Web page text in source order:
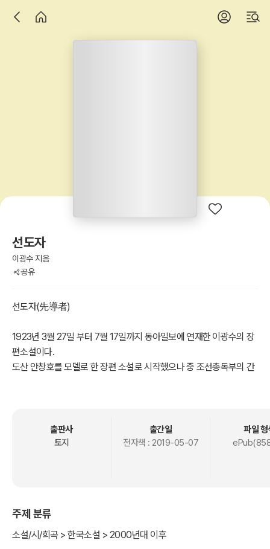
선도자
이광수 지음
공유
선도자(先導者)
1923년 3월 27일 부터 7월 17일까지 동아일보에 연재한 이광수의 장
편소설이다.
도산 안창호를 모델로 한 장편 소설로 시작했으나 중 조선총독부의 간
-책 속으로-
과 모든 말 과 모든 행실은 오지 어찌하면 조선 백성을 자 살게 할까.
출판사
토지
출간일
전자책 : 2019-05-07
파일 형
주제 분류
소설/시/희곡 > 한국소설 > 2000년대 이후